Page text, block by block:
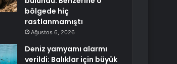
bölgede hiç
rastlanmamıştı
Ağustos 6, 2026
Deniz yamyamı alarmı
verildi: Balıklar için büyük